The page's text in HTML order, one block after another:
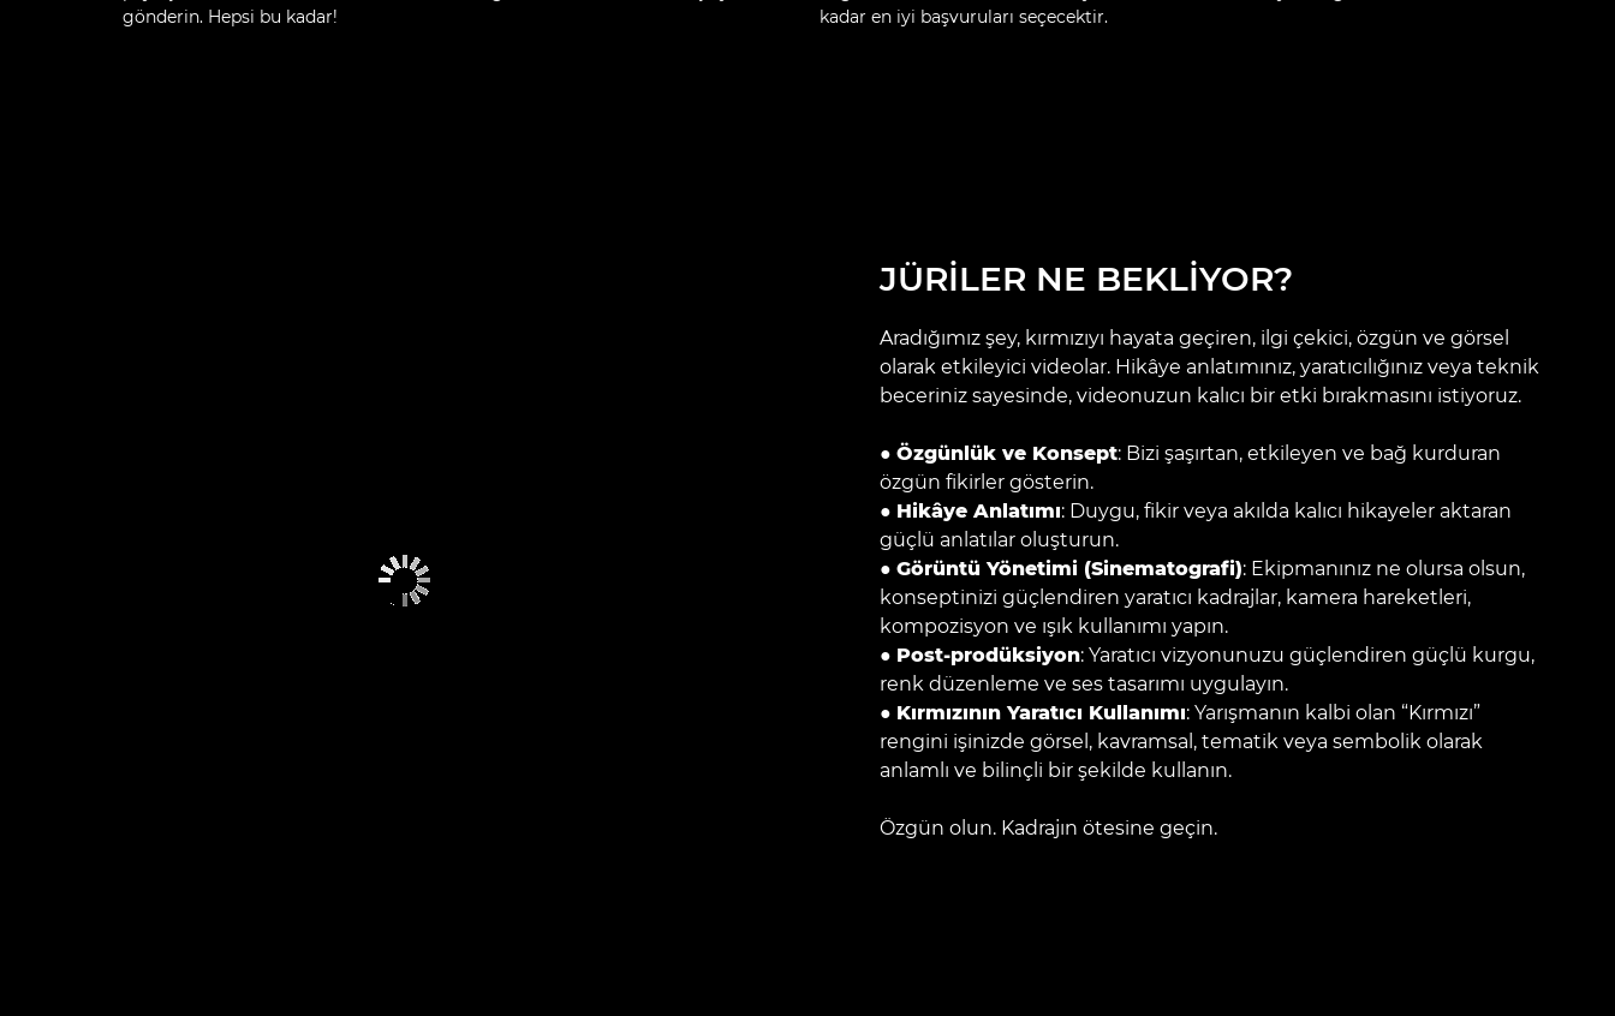
gönderin. Hepsi bu kadar!
kadar en iyi başvuruları seçecektir.
JÜRİLER NE BEKLİYOR?
Aradığımız şey, kırmızıyı hayata geçiren, ilgi çekici, özgün ve görsel
olarak etkileyici videolar. Hikâye anlatımınız, yaratıcılığınız veya teknik
beceriniz sayesinde, videonuzun kalıcı bir etki bırakmasını istiyoruz.
● Özgünlük ve Konsept: Bizi şaşırtan, etkileyen ve bağ kurduran
özgün fikirler gösterin.
● Hikâye Anlatımı: Duygu, fikir veya akılda kalıcı hikayeler aktaran
güçlü anlatılar oluşturun.
● Görüntü Yönetimi (Sinematografi): Ekipmanınız ne olursa olsun,
konseptinizi güçlendiren yaratıcı kadrajlar, kamera hareketleri,
kompozisyon ve ışık kullanımı yapın.
● Post-prodüksiyon: Yaratıcı vizyonunuzu güçlendiren güçlü kurgu,
renk düzenleme ve ses tasarımı uygulayın.
● Kırmızının Yaratıcı Kullanımı: Yarışmanın kalbi olan “Kırmızı”
rengini işinizde görsel, kavramsal, tematik veya sembolik olarak
anlamlı ve bilinçli bir şekilde kullanın.
Özgün olun. Kadrajın ötesine geçin.